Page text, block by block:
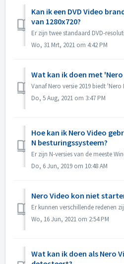
Kan ik een DVD Video
van 1280x720?
Wo, 31 Mrt, 2021 om 4:42 PM
Wat kan ik doen met 'Nero
Do, 5 Aug, 2021 om 3:47 PM
Hoe kan ik Nero Video
N besturingssysteem?
Do, 6 Jun, 2019 om 10:48 AM
Nero Video kon niet
Wo, 16 Jun, 2021 om 2:54 PM
Wat kan ik doen als Nero